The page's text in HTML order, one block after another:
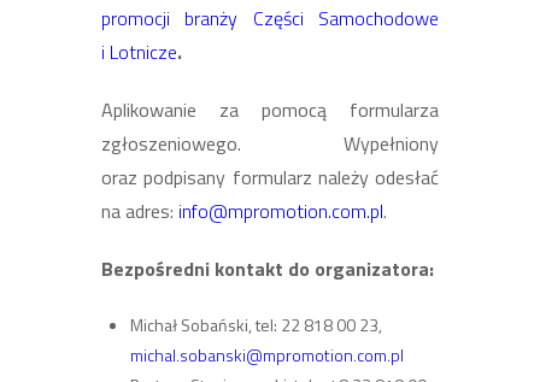
promocji branży Części Samochodowe
i Lotnicze.
Aplikowanie za pomocą formularza
zgłoszeniowego. Wypełniony
oraz podpisany formularz należy odesłać
na adres: info@mpromotion.com.pl.
Bezpośredni kontakt do organizatora:
Michał Sobański, tel: 22 818 00 23,
michal.sobanski@mpromotion.com.pl